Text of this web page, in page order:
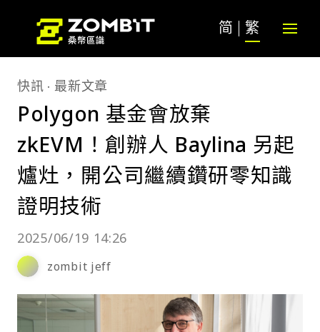
简 繁
快訊 最新文章
Polygon 基金會放棄
zkEVM！創辦人 Baylina 另起
爐灶，開公司繼續鑽研零知識
證明技術
2025/06/19 14:26
zombit jeff